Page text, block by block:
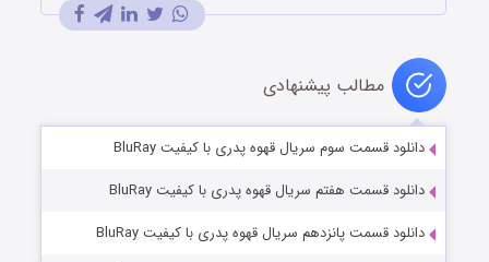
مطالب پیشنهادی
دانلود قسمت سوم سریال قهوه پدری با کیفیت BluRay
دانلود قسمت هفتم سریال قهوه پدری با کیفیت BluRay
دانلود قسمت پانزدهم سریال قهوه پدری با کیفیت BluRay